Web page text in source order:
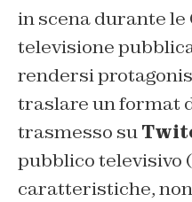
in scena durante le
televisione
rendersi
traslare un format
trasmesso su
pubblico televisivo
caratteristiche,